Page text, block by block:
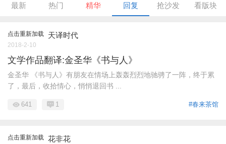
最新 热门 精华 回复 抢沙发 看版块
点击重新加载 天译时代
2018-2-10
文学作品翻译:金圣华《书与人》
金圣华 《书与人》有朋友在情场上轰轰烈烈地驰骋了一阵，终于累
了，最后，收拾情心，悄悄退回书 ...
#春来茶馆
641 1
点击重新加载 花非花